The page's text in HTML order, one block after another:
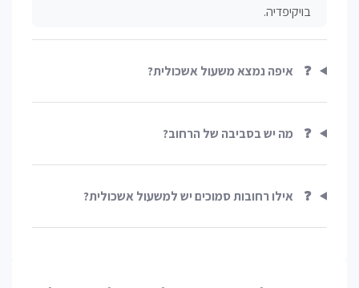
בויקיפדיה.
❓ איפה נמצא משעול אשכולית?
❓ מה יש בסביבה של הרחוב?
❓ אילו רחובות סמוכים יש למשעול אשכולית?